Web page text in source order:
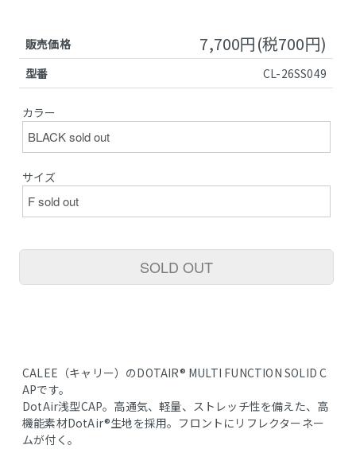
販売価格 7,700円(税700円)
型番 CL-26SS049
カラー
サイズ
SOLD OUT
CALEE（キャリー）のDOTAIR®︎ MULTI FUNCTION SOLID C
APです。
DotAir浅型CAP。高通気、軽量、ストレッチ性を備えた、高
機能素材DotAir®︎生地を採用。フロントにリフレクターネー
ムが付く。